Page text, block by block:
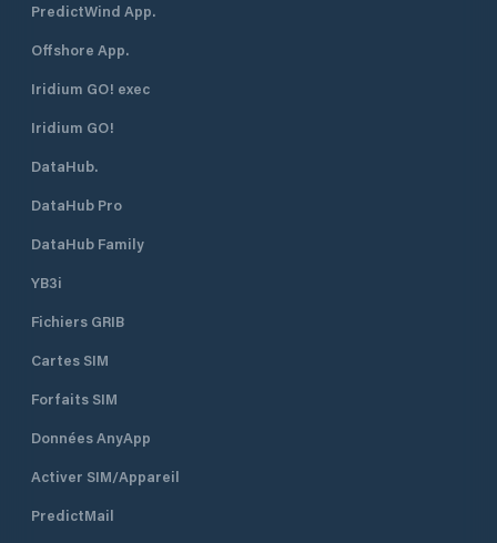
PredictWind App.
Offshore App.
Iridium GO! exec
Iridium GO!
DataHub.
DataHub Pro
DataHub Family
YB3i
Fichiers GRIB
Cartes SIM
Forfaits SIM
Données AnyApp
Activer SIM/Appareil
PredictMail